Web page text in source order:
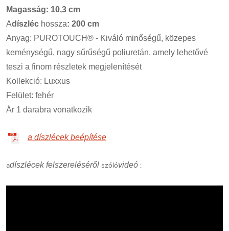
Magasság: 10,3 cm
Adíszléc hossza: 200 cm
Anyag: PUROTOUCH® - Kiváló minőségű, közepes
keménységű, nagy sűrűségű poliuretán, amely lehetővé
teszi a finom részletek megjelenítését
Kollekció: Luxxus
Felület: fehér
Ár 1 darabra vonatkozik
a díszlécek beépítése
adíszlécek felszereléséről szólóvideó :